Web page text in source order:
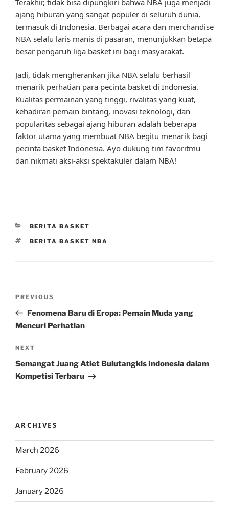
ajang hiburan yang sangat populer di seluruh dunia,
termasuk di Indonesia. Berbagai acara dan merchandise
NBA selalu laris manis di pasaran, menunjukkan betapa
besar pengaruh liga basket ini bagi masyarakat.
Jadi, tidak mengherankan jika NBA selalu berhasil
menarik perhatian para pecinta basket di Indonesia.
Kualitas permainan yang tinggi, rivalitas yang kuat,
kehadiran pemain bintang, inovasi teknologi, dan
popularitas sebagai ajang hiburan adalah beberapa
faktor utama yang membuat NBA begitu menarik bagi
pecinta basket Indonesia. Ayo dukung tim favoritmu
dan nikmati aksi-aksi spektakuler dalam NBA!
CATEGORIES
BERITA BASKET
TAGS
BERITA BASKET NBA
Previous
Post
PREVIOUS
Fenomena Baru di Eropa: Pemain Muda yang
Mencuri Perhatian
Next
Post
NEXT
Semangat Juang Atlet Bulutangkis Indonesia dalam
Kompetisi Terbaru
ARCHIVES
March 2026
February 2026
January 2026